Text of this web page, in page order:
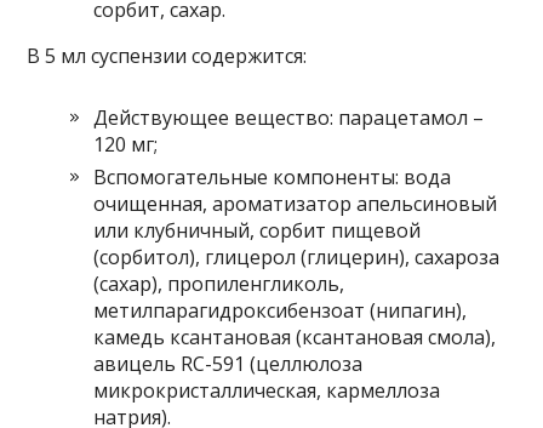
сорбит, сахар.
В 5 мл суспензии содержится:
Действующее вещество: парацетамол –
120 мг;
Вспомогательные компоненты: вода
очищенная, ароматизатор апельсиновый
или клубничный, сорбит пищевой
(сорбитол), глицерол (глицерин), сахароза
(сахар), пропиленгликоль,
метилпарагидроксибензоат (нипагин),
камедь ксантановая (ксантановая смола),
авицель RC-591 (целлюлоза
микрокристаллическая, кармеллоза
натрия).